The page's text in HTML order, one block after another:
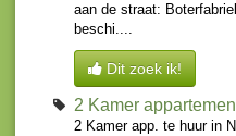
aan de straat:
beschi....
Dit zoek ik!
2 Kamer
2 Kamer app. te huur in